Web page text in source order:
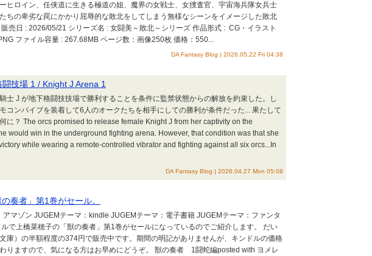
ヒロイン、任侠道に生きる極道の姐、魔界の女戦士、女捜査官、宇宙海兵隊女兵士
ちの卑劣な罠にかかり屈辱的な敗北をしてしまう無様なシーンをイメージした敗北
日 : 2026/05/21 シリーズ名 : 女闘美～敗北～シリーズ 作品形式 : CG・イラスト
ファイル容量 : 267.68MB ページ数：画像250枚 価格：550...
DA Fantasy Blog | 2026.05.22 Fri 04:38
技場 1 / Knight J Arena 1
士 J が地下格闘技技場で勝利することを条件に監禁状態からの解放を約束した。し
コンバイブを装着して6人のオークたちを相手にしての勝利が条件だった... 果たして
に？ The orcs promised to release female Knight J from her captivity on the
would win in the underground fighting arena. However, that condition was that she
while wearing a remote-controlled vibrator and fighting against all six orcs...In
DA Fantasy Blog | 2026.04.27 Mon 05:08
奏者」第1巻がセール。
アマゾン JUGEMテーマ：kindle JUGEMテーマ：電子書籍 JUGEMテーマ：ファンタ
で上橋菜穂子の「獣の奏者」第1巻がセールになっているのでご紹介します。 だい
庫）の半額程度の374円で販売中です。期間の明記がありませんが、キンドルの価格
りますので、気になる方はお早めにどうぞ。 獣の奏者 1闘蛇編posted with ヨメレ